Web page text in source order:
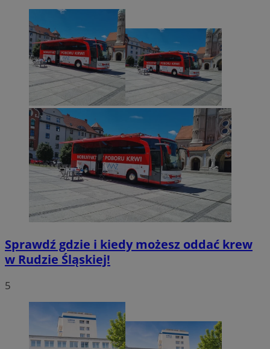
Sprawdź gdzie i kiedy możesz oddać krew
w Rudzie Śląskiej!
5